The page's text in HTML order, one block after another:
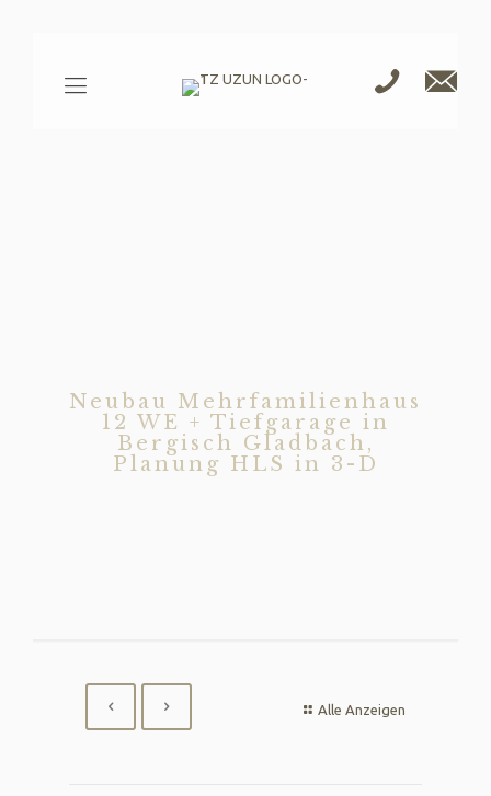
Neubau Mehrfamilienhaus
12 WE + Tiefgarage in
Bergisch Gladbach,
Planung HLS in 3-D
Alle Anzeigen